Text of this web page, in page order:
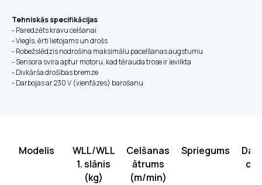
Tehniskās specifikācijas
- Paredzēts kravu celšanai
- Viegls, ērti lietojams un drošs
- Robežslēdzis nodrošina maksimālu pacelšanas augstumu
- Sensora svira aptur motoru, kad tērauda trose ir ievilkta
- Divkārša drošības bremze
- Darbojas ar 230 V (vienfāzes) barošanu
Modelis
WLL/WLL
1. slānis
(kg)
Celšanas
ātrums
(m/min)
Spriegums